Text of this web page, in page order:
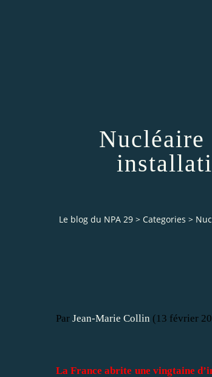
Nucléaire
Le blog du NPA 29 > Categories >
Par Jean-Marie Collin (13 février
La France abrite une vingtaine